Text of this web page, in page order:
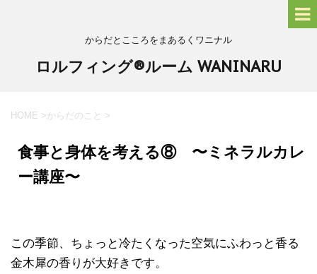
からだとこころをまあるくワニナル
ロルフィング®ルーム WANINARU
HOME >からだのこと >
食事と身体を考える⑧ 〜ミネラルカレ
ー講座〜
この季節、ちょっと冷たくなった空気にふわっと香る
金木犀の香りが大好きです。